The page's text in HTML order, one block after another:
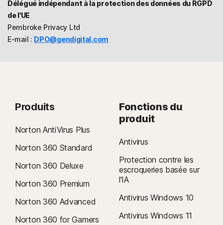
Délégué indépendant à la protection des données du RGPD
de l'UE
Pembroke Privacy Ltd
E-mail : DPO@gendigital.com
Produits
Norton AntiVirus Plus
Norton 360 Standard
Norton 360 Deluxe
Norton 360 Premium
Norton 360 Advanced
Norton 360 for Gamers
Fonctions du
produit
Antivirus
Protection contre les
escroqueries basée sur
l'IA
Antivirus Windows 10
Antivirus Windows 11